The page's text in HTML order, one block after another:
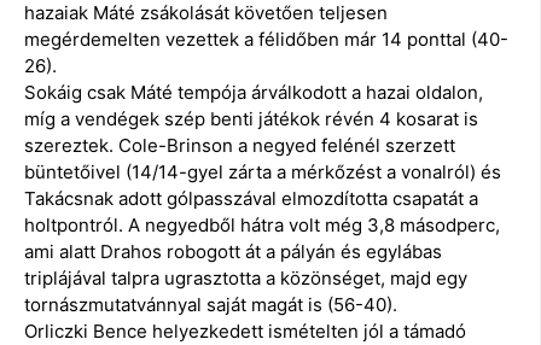
hazaiak Máté zsákolását követően teljesen
megérdemelten vezettek a félidőben már 14 ponttal (40-
26).
Sokáig csak Máté tempója árválkodott a hazai oldalon,
míg a vendégek szép benti játékok révén 4 kosarat is
szereztek. Cole-Brinson a negyed felénél szerzett
büntetőivel (14/14-gyel zárta a mérkőzést a vonalról) és
Takácsnak adott gólpasszával elmozdította csapatát a
holtpontról. A negyedből hátra volt még 3,8 másodperc,
ami alatt Drahos robogott át a pályán és egylábas
triplájával talpra ugrasztotta a közönséget, majd egy
tornászmutatvánnyal saját magát is (56-40).
Orliczki Bence helyezkedett ismételten jól a támadó